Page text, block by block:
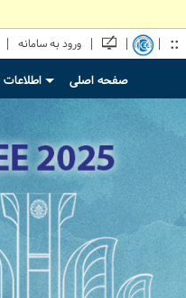
::
|
|
| ورود به سامانه |
صفحه اصلی
+